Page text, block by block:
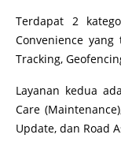
Terdapat 2
Convenience
Tracking,
Layanan kedua
Care
Update, dan Road